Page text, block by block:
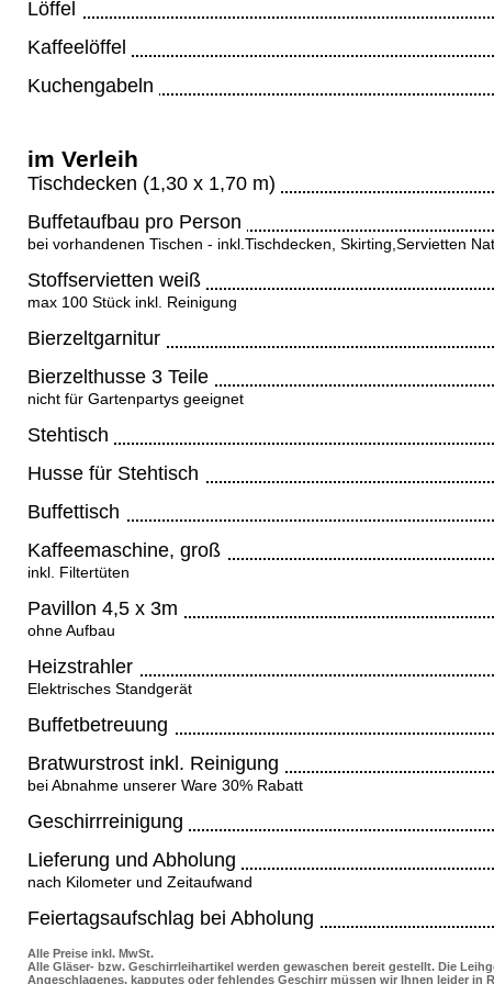
Löffel
Kaffeelöffel
Kuchengabeln
im Verleih
Tischdecken (1,30 x 1,70 m)
Buffetaufbau pro Person
bei vorhandenen Tischen - inkl.Tischdecken, Skirting,Servietten
Stoffservietten weiß
max 100 Stück inkl. Reinigung
Bierzeltgarnitur
Bierzelthusse 3 Teile
nicht für Gartenpartys geeignet
Stehtisch
Husse für Stehtisch
Buffettisch
Kaffeemaschine, groß
inkl. Filtertüten
Pavillon 4,5 x 3m
ohne Aufbau
Heizstrahler
Elektrisches Standgerät
Buffetbetreuung
Bratwurstrost inkl. Reinigung
bei Abnahme unserer Ware 30% Rabatt
Geschirrreinigung
Lieferung und Abholung
nach Kilometer und Zeitaufwand
Feiertagsaufschlag bei Abholung
Alle Preise inkl. MwSt.
Alle Gläser- bzw. Geschirrleihartikel werden gewaschen bereit gestellt. Die
Angeschlagenes, kapputes oder fehlendes Geschirr müssen wir Ihnen leider in